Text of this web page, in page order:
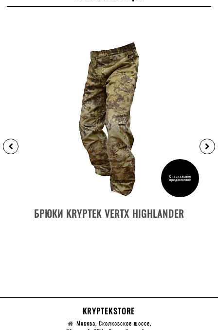
Специальное
предложение
БРЮКИ KRYPTEK VERTX HIGHLANDER
KRYPTEKSTORE
Москва, Сколковское шоссе,